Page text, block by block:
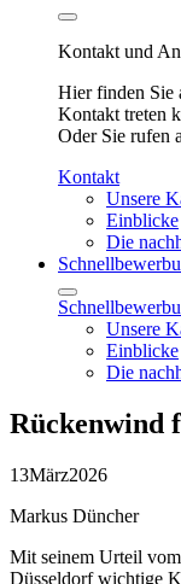
Kontakt und
Hier finden Sie
Kontakt treten
Oder Sie rufen
Kontakt
Unsere
Einblicke
Die
Unsere
Einblicke
Die
Rückenwind
13März2026
Markus Düncher
Mit seinem Urteil
Düsseldorf wichtige